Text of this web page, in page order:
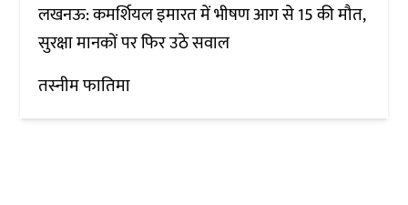
लखनऊ: कमर्शियल इमारत में भीषण आग से 15 की मौत,
सुरक्षा मानकों पर फिर उठे सवाल
तस्नीम फातिमा